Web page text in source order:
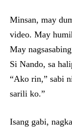
Minsan, may
video. May
May
Si Nando, sa
“Ako rin,” sabi
sarili ko.”
Isang gabi,